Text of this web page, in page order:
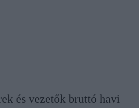
és vezetők bruttó havi